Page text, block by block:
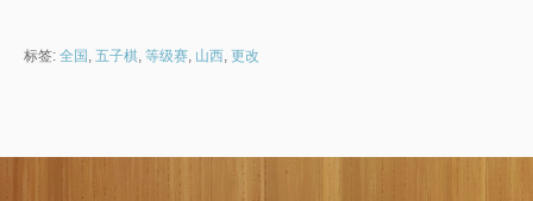
标签: 全国 , 五子棋, 等级赛, 山西, 更改